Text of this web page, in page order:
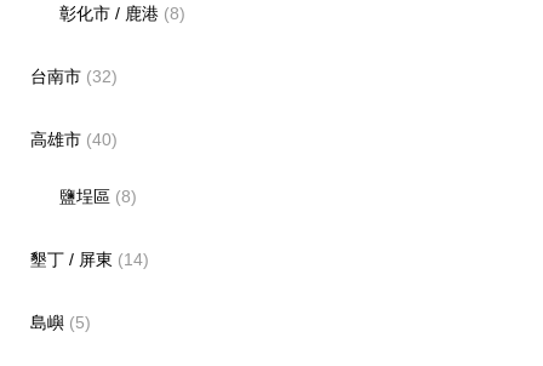
彰化市 / 鹿港 (8)
台南市(32)
高雄市(40)
鹽埕區 (8)
墾丁 / 屏東 (14)
島嶼(5)